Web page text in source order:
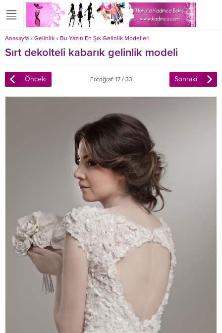
Anasayfa » Gelinlik » Bu Yazın En Şık Gelinlik Modelleri
Sırt dekolteli kabarık gelinlik modeli
Önceki Fotoğraf: 17 / 33 Sonraki